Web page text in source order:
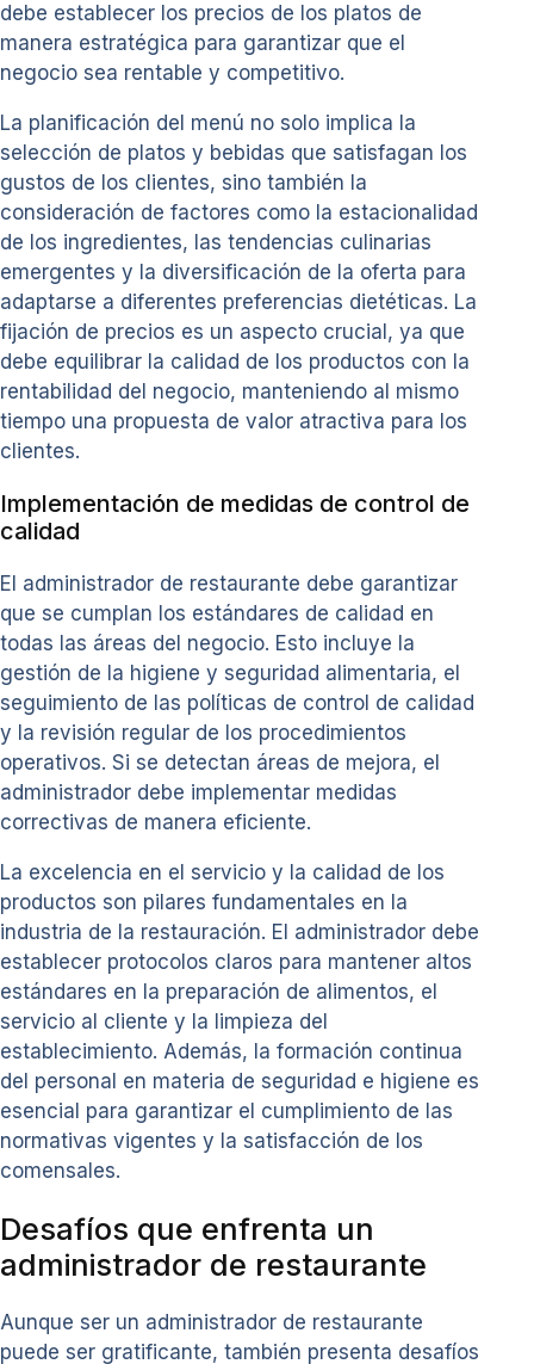
debe establecer los precios de los platos de
manera estratégica para garantizar que el
negocio sea rentable y competitivo.
La planificación del menú no solo implica la
selección de platos y bebidas que satisfagan los
gustos de los clientes, sino también la
consideración de factores como la estacionalidad
de los ingredientes, las tendencias culinarias
emergentes y la diversificación de la oferta para
adaptarse a diferentes preferencias dietéticas. La
fijación de precios es un aspecto crucial, ya que
debe equilibrar la calidad de los productos con la
rentabilidad del negocio, manteniendo al mismo
tiempo una propuesta de valor atractiva para los
clientes.
Implementación de medidas de control de
calidad
El administrador de restaurante debe garantizar
que se cumplan los estándares de calidad en
todas las áreas del negocio. Esto incluye la
gestión de la higiene y seguridad alimentaria, el
seguimiento de las políticas de control de calidad
y la revisión regular de los procedimientos
operativos. Si se detectan áreas de mejora, el
administrador debe implementar medidas
correctivas de manera eficiente.
La excelencia en el servicio y la calidad de los
productos son pilares fundamentales en la
industria de la restauración. El administrador debe
establecer protocolos claros para mantener altos
estándares en la preparación de alimentos, el
servicio al cliente y la limpieza del
establecimiento. Además, la formación continua
del personal en materia de seguridad e higiene es
esencial para garantizar el cumplimiento de las
normativas vigentes y la satisfacción de los
comensales.
Desafíos que enfrenta un
administrador de restaurante
Aunque ser un administrador de restaurante
puede ser gratificante, también presenta desafíos